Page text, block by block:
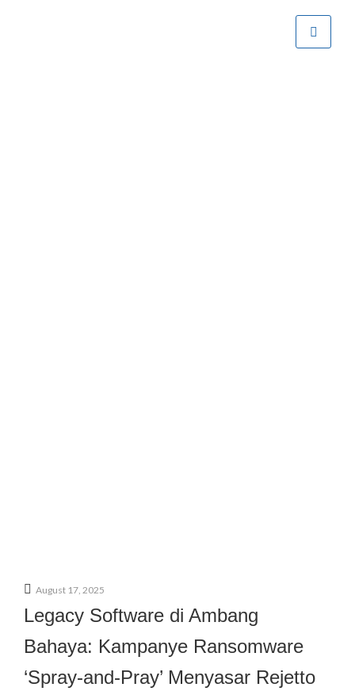
August 17, 2025
Legacy Software di Ambang
Bahaya: Kampanye Ransomware
‘Spray-and-Pray’ Menyasar Rejetto